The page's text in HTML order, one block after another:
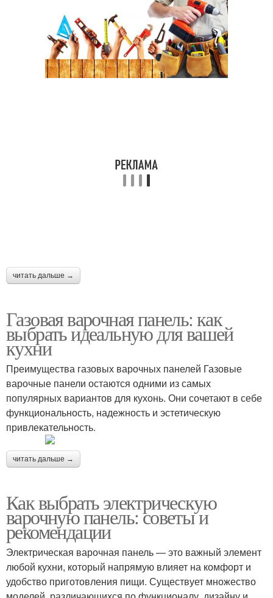
читать дальше →
Газовая варочная панель: как
выбрать идеальную для вашей
кухни
Преимущества газовых варочных панелей Газовые
варочные панели остаются одними из самых
популярных вариантов для кухонь. Они сочетают в себе
функциональность, надежность и эстетическую
привлекательность.
читать дальше →
Как выбрать электрическую
варочную панель: советы и
рекомендации
Электрическая варочная панель — это важный элемент
любой кухни, который напрямую влияет на комфорт и
удобство приготовления пищи. Существует множество